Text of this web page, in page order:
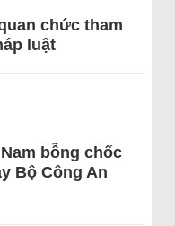
chức tham
luật
bỗng chốc
Bộ Công An